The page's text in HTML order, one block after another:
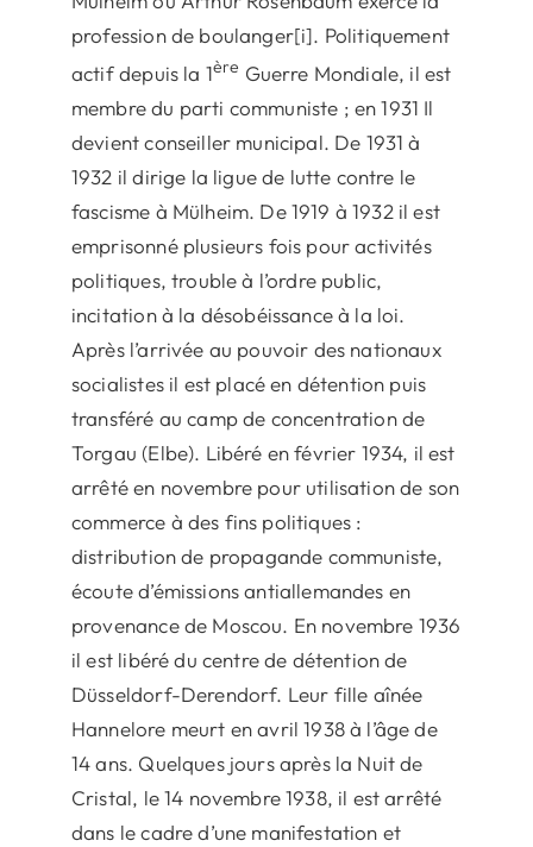
profession de boulanger[i]. Politiquement
actif depuis la 1ère Guerre Mondiale, il est
membre du parti communiste ; en 1931 Il
devient conseiller municipal. De 1931 à
1932 il dirige la ligue de lutte contre le
fascisme à Mülheim. De 1919 à 1932 il est
emprisonné plusieurs fois pour activités
politiques, trouble à l’ordre public,
incitation à la désobéissance à la loi.
Après l’arrivée au pouvoir des nationaux
socialistes il est placé en détention puis
transféré au camp de concentration de
Torgau (Elbe). Libéré en février 1934, il est
arrêté en novembre pour utilisation de son
commerce à des fins politiques :
distribution de propagande communiste,
écoute d’émissions antiallemandes en
provenance de Moscou. En novembre 1936
il est libéré du centre de détention de
Düsseldorf-Derendorf. Leur fille aînée
Hannelore meurt en avril 1938 à l’âge de
14 ans. Quelques jours après la Nuit de
Cristal, le 14 novembre 1938, il est arrêté
dans le cadre d’une manifestation et